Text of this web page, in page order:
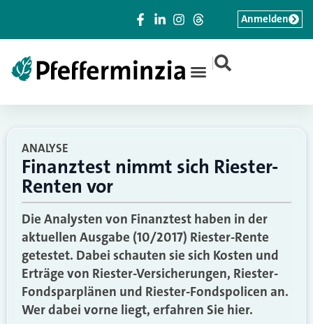
|
Anmelden
ANALYSE
Finanztest nimmt sich Riester-
Renten vor
Die Analysten von Finanztest haben in der
aktuellen Ausgabe (10/2017) Riester-Rente
getestet. Dabei schauten sie sich Kosten und
Erträge von Riester-Versicherungen, Riester-
Fondsparplänen und Riester-Fondspolicen an.
Wer dabei vorne liegt, erfahren Sie hier.